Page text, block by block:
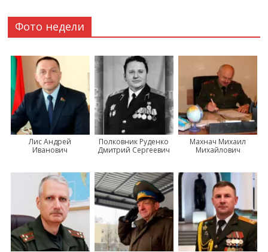
Фото недели
Лис Андрей
Иванович
Полковник Руденко
Дмитрий Сергеевич
Махнач Михаил
Михайлович